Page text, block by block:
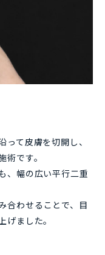
って皮膚を切開し、
です。
、幅の広い平行二重
合わせることで、目
ました。